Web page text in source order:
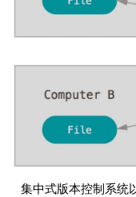
集中式版本控制系统